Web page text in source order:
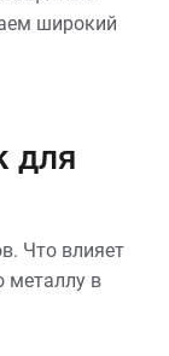
широкий
для
Что влияет
металлу в